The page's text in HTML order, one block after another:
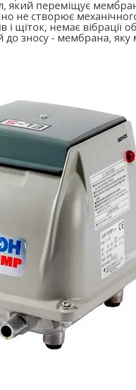
який переміщує
не створює
і щіток, немає вібрації
до зносу - мембрана,